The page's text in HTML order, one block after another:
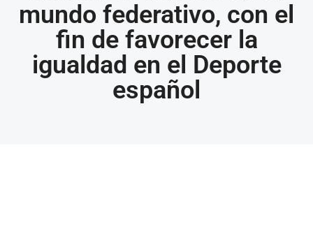
mundo federativo, con el
fin de favorecer la
igualdad en el Deporte
español